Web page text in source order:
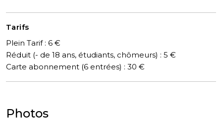
Tarifs
Plein Tarif : 6 €
Réduit (- de 18 ans, étudiants, chômeurs) : 5 €
Carte abonnement (6 entrées) : 30 €
Photos